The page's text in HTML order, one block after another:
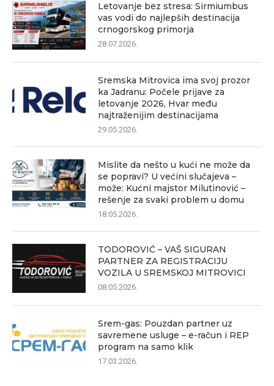
Letovanje bez stresa: Sirmiumbus
vas vodi do najlepših destinacija
crnogorskog primorja
28.07.2026.
Sremska Mitrovica ima svoj prozor
ka Jadranu: Počele prijave za
letovanje 2026, Hvar među
najtraženijim destinacijama
29.05.2026.
Mislite da nešto u kući ne može da
se popravi? U većini slučajeva –
može: Kućni majstor Milutinović –
rešenje za svaki problem u domu
18.05.2026.
TODOROVIĆ – VAŠ SIGURAN
PARTNER ZA REGISTRACIJU
VOZILA U SREMSKOJ MITROVICI
08.05.2026.
Srem-gas: Pouzdan partner uz
savremene usluge – e-račun i REP
program na samo klik
17.03.2026.